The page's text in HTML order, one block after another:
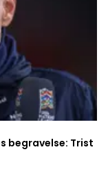
begravelse: Trist